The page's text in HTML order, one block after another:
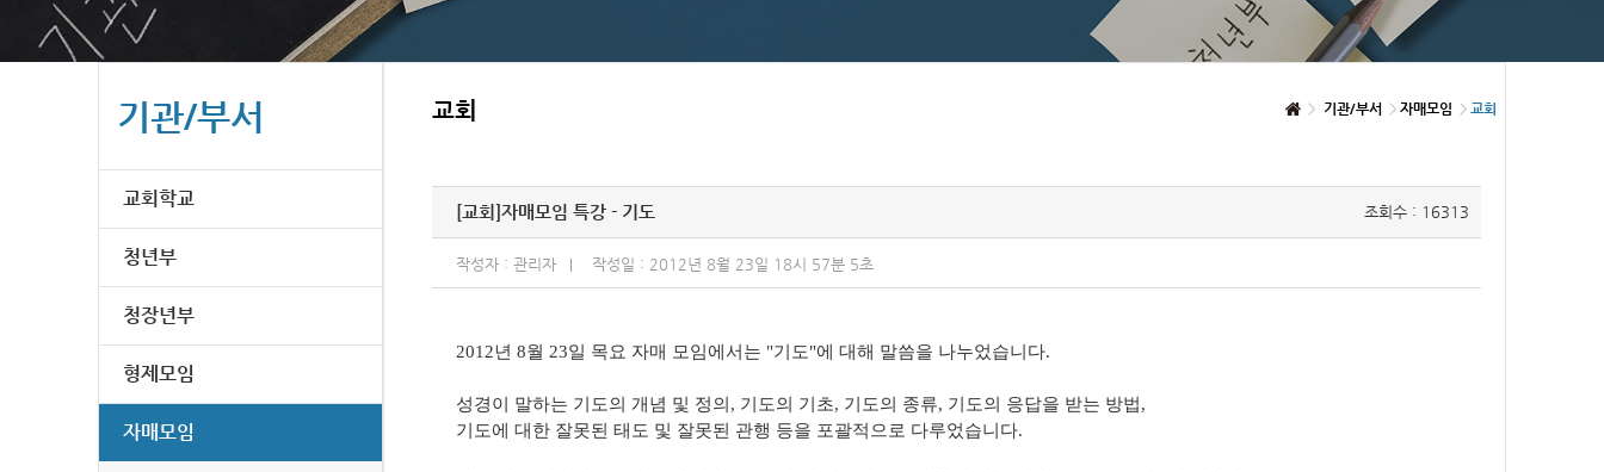
기관/부서
교회학교
청년부
청장년부
형제모임
자매모임
교회 기관/부서 자매모임 교회
[교회]자매모임 특강 - 기도 조회수 : 16313
작성자 : 관리자 작성일 : 2012년 8월 23일 18시 57분 5초
2012년 8월 23일 목요 자매 모임에서는 "기도"에 대해 말씀을 나누었습니다.
성경이 말하는 기도의 개념 및 정의, 기도의 기초, 기도의 종류, 기도의 응답을 받는 방법,
기도에 대한 잘못된 태도 및 잘못된 관행 등을 포괄적으로 다루었습니다.